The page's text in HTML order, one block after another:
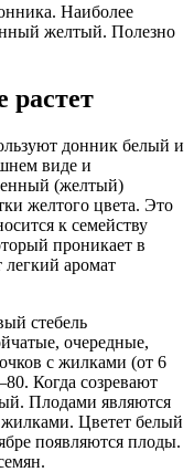
Наиболее
желтый. Полезно
растет
донник белый и
виде и
(желтый)
желтого цвета. Это
к семейству
проникает в
легкий аромат
стебель
очередные,
с жилками (от 6
Когда созревают
Плодами являются
Цветет белый
появляются плоды.